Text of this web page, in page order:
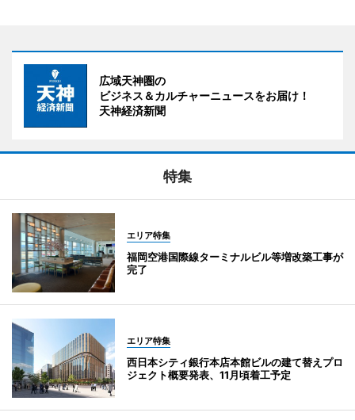
広域天神圏の
ビジネス＆カルチャーニュースをお届け！
天神経済新聞
特集
エリア特集
福岡空港国際線ターミナルビル等増改築工事が
完了
エリア特集
西日本シティ銀行本店本館ビルの建て替えプロ
ジェクト概要発表、11月頃着工予定